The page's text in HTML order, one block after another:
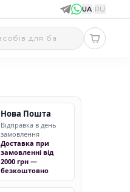
UA| RU
Нова Пошта
Відправка в день
замовлення
Доставка при
замовленні від
2000 грн —
безкоштовно